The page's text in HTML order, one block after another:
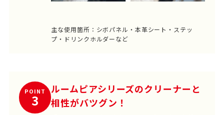
主な使用箇所：シボパネル・本革シート・ステッ
プ・ドリンクホルダーなど
POINT
3
ルームピアシリーズのクリーナーと
相性がバツグン！